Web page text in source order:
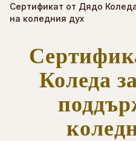
Сертификат от Дядо
на коледния дух
Коледа